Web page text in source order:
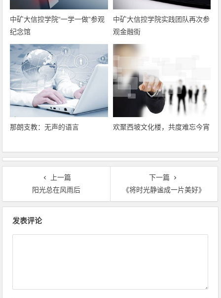
中矿大信控学院“一学一做”参观
纪念馆
中矿大信控学院实践团队再次参
观金融街
那朗支教：无声的语言 欢聚西坡文化楼，共度难忘今宵
上一篇
阳光总在风雨后
下一篇
《将时光静谧成一片美好》
发表评论